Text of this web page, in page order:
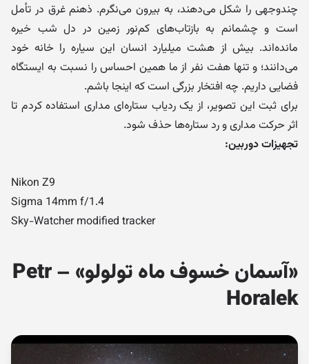
چندوجهی را شکل می‌دهند، به بیرون می‌نگرم. ذهنم غرق در تأمل
است و چشمانم به بازتاب‌های کم‌نور زمین در دل شب خیره
مانده‌اند. بیش از هشت میلیارد انسان این سیاره را خانه خود
می‌دانند؛ و تنها هفت نفر از ما همین احساس را نسبت به ایستگاه
فضایی داریم. چه افتخار بزرگی است که اینجا باشم.
برای ثبت این تصویر، از یک ردیاب ستاره‌ای مداری استفاده کردم تا
اثر حرکت مداری و رد ستاره‌ها حذف شود.
تجهیزات دوربین:
Nikon Z9
Sigma 14mm f/1.4
Sky-Watcher modified tracker
«آسمان خسوف ماه تولولو» – Petr
Horalek